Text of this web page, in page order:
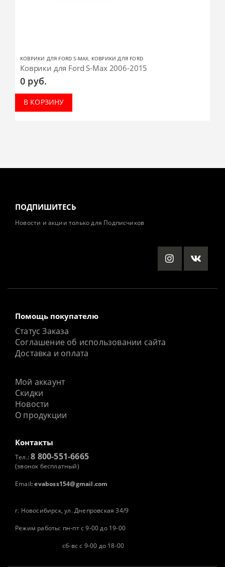
КОВРИКИ ДЛЯ FORD S-MAX, КОВРИКИ ДЛЯ FORD
Коврики для Ford S-Max 2006-2015
0 руб.
В КОРЗИНУ
ПОДПИШИТЕСЬ
Новости и акции только для Подписчиков
Помощь покупателю
Статус Заказа
Соглашение об использовании сайта
Доставка и оплата
Мой аккаунт
Скидки
Новости
О продукции
Контакты
Тел.:8 800-551-6665
(звонок бесплатный)
Email: evaboss154@gmail.com
г. Новосибирск, ул. Днепровская 34/9
Режим работы: пн-пт с 9-00 до 19-00
сб-вс с 9-00 до 18-00